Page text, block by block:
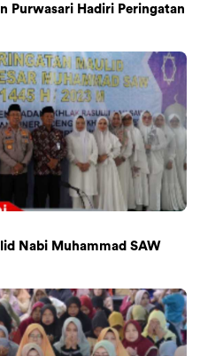
Purwasari Hadiri Peringatan
Nabi Muhammad SAW